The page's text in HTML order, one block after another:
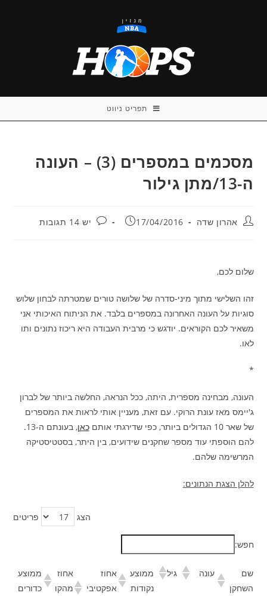
תפריט ניווט
מסכמים במספרים (3) – העונה
ה-13/מתן גילור
מחבר:אהרון שדה פורסם:
17/04/2016 תגובות:
יש 14 תגובות
שלום לכם,
זהו השלישי מתוך מיני-סדרה של שלושה טורים שמטרתה לבחון שלוש
סוגיות על העונה האחרונה במספרים בלבד. את הניתוח האיכותי אני
משאיר לכם הקוראים. יודגש כי מרבית העבודה היא ריכוז נתונים ותו
לאו.
*
העונה, מבחינה מספרית, היתה, ככל הנראה, החלשה ביותר של לברון
ג'יימס מאז עונת הרוקי. עם זאת, מעניין אותי לראות את המספרים
של שאר 10 הגדולים ביותר, כפי שדירגתי אותם
כאן
, בעונתם ה-13.
להם הוספתי עוד מספר שחקנים שידועים, בין היתר, בסטטיסטיקה
המרשימה שלהם.
להלן הצגת הנתונים:
הצג פריטים
חפש:
שם
השחקן
עונה גיל
ממוצע
נקודות
אחוז
אפקטיבי
אחוז
מהקו
ממוצע
כדורים